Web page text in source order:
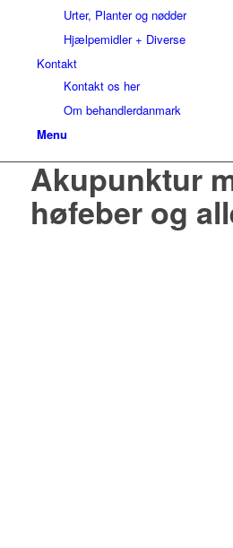
Urter, Planter og nødder
Hjælpemidler + Diverse
Kontakt
Kontakt os her
Om behandlerdanmark
Menu
Akupunktur
høfeber og